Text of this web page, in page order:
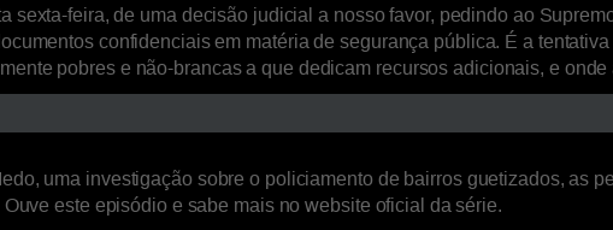
sexta-feira, de uma decisão judicial a nosso favor, pedindo ao
confidenciais em matéria de segurança pública. É a
pobres e não-brancas a que dedicam recursos adicionais, e
uma investigação sobre o policiamento de bairros guetizados, as
este episódio e sabe mais no website oficial da série.